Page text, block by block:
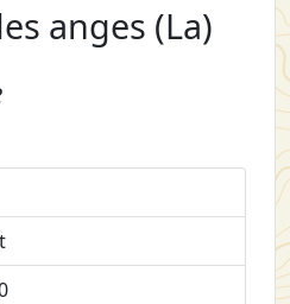
anges (La)